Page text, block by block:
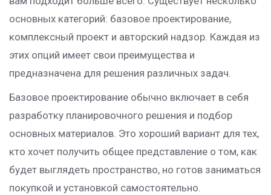
основных категорий: базовое проектирование,
комплексный проект и авторский надзор. Каждая из
этих опций имеет свои преимущества и
предназначена для решения различных задач.
Базовое проектирование обычно включает в себя
разработку планировочного решения и подбор
основных материалов. Это хороший вариант для тех,
кто хочет получить общее представление о том, как
будет выглядеть пространство, но готов заниматься
покупкой и установкой самостоятельно.